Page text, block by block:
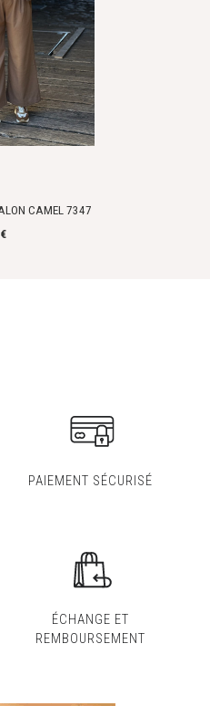
CAMEL 7347
PAIEMENT SÉCURISÉ
ÉCHANGE ET
REMBOURSEMENT